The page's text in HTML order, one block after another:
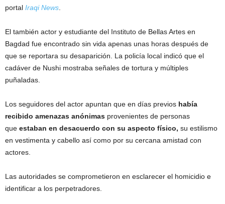
portal Iraqi News
El también actor y estudiante del Instituto de Bellas Artes en
Bagdad fue encontrado sin vida apenas unas horas después de
que se reportara su desaparición. La policía local indicó que el
cadáver de Nushi mostraba señales de tortura y múltiples
puñaladas.
Los seguidores del actor apuntan que en días previos había
recibido amenazas anónimas provenientes de personas
que estaban en desacuerdo con su aspecto físico, su estilismo
en vestimenta y cabello así como por su cercana amistad con
actores.
Las autoridades se comprometieron en esclarecer el homicidio e
identificar a los perpetradores.